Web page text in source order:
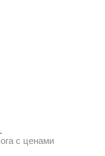
с ценами